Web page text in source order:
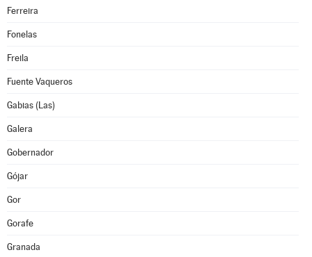
Ferreira
Fonelas
Freila
Fuente Vaqueros
Gabias (Las)
Galera
Gobernador
Gójar
Gor
Gorafe
Granada